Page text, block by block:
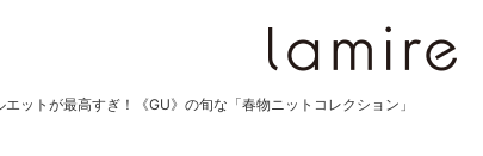
エットが最高すぎ！《GU》の旬な「春物ニットコレクション」